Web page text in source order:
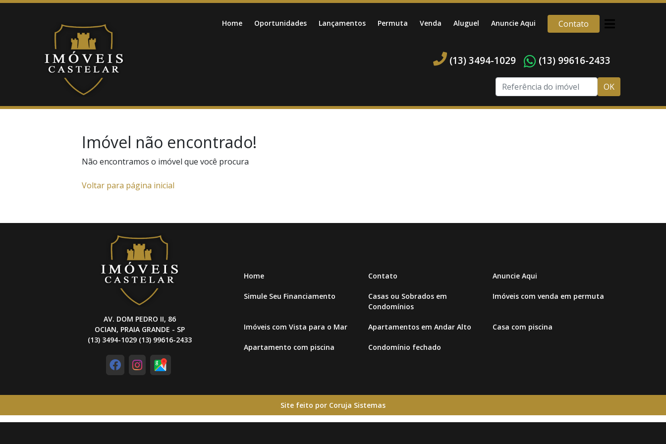
Home Oportunidades Lançamentos Permuta Venda Aluguel Anuncie Aqui Contato
(13) 3494-1029 (13) 99616-2433
OK
Imóvel não encontrado!
Não encontramos o imóvel que você procura
Voltar para página inicial
AV. DOM PEDRO II, 86
OCIAN, PRAIA GRANDE - SP
(13) 3494-1029 (13) 99616-2433
Home Contato Anuncie Aqui
Simule Seu Financiamento
Casas ou Sobrados em
Condomínios
Imóveis com venda em permuta
Imóveis com Vista para o Mar Apartamentos em Andar Alto Casa com piscina
Apartamento com piscina Condomínio fechado
Site feito por Coruja Sistemas